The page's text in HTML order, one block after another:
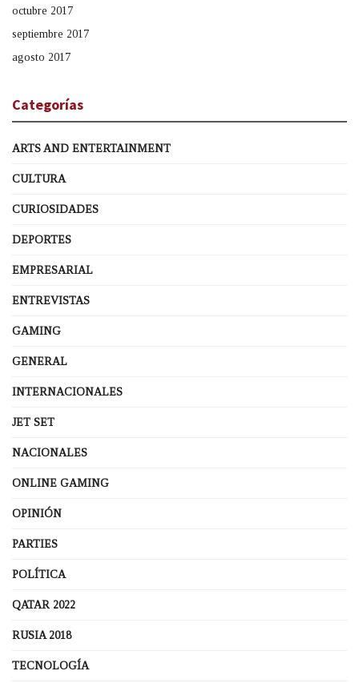
octubre 2017
septiembre 2017
agosto 2017
Categorías
ARTS AND ENTERTAINMENT
CULTURA
CURIOSIDADES
DEPORTES
EMPRESARIAL
ENTREVISTAS
GAMING
GENERAL
INTERNACIONALES
JET SET
NACIONALES
ONLINE GAMING
OPINIÓN
PARTIES
POLÍTICA
QATAR 2022
RUSIA 2018
TECNOLOGÍA